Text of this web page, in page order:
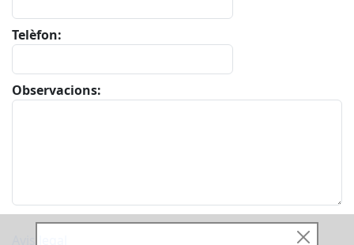
Telèfon:
Observacions: